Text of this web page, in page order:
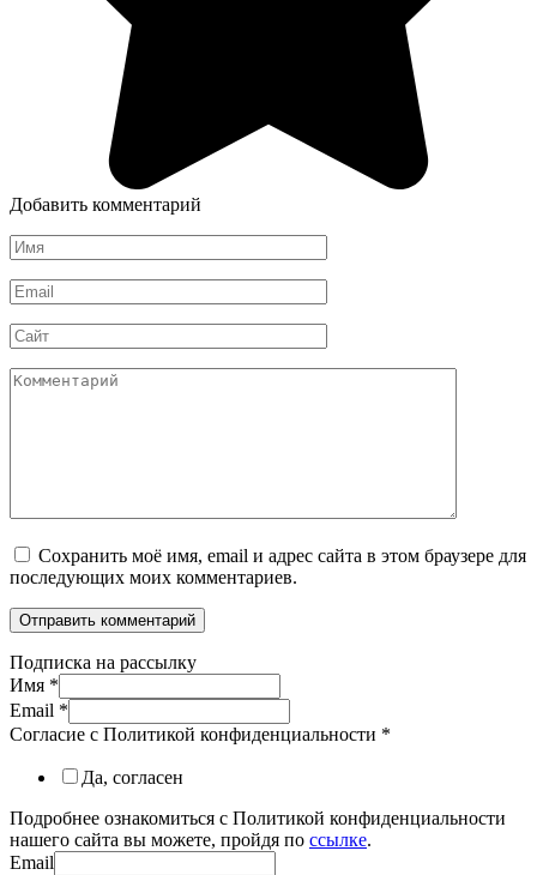
Добавить комментарий
Имя
*
Email
*
Сайт
Комментарий
Сохранить моё имя, email и адрес сайта в этом браузере для
последующих моих комментариев.
Подписка на рассылку
Имя *
Email *
Согласие с Политикой конфиденциальности *
Да, согласен
Подробнее ознакомиться с Политикой конфиденциальности
нашего сайта вы можете, пройдя по ссылке.
Email